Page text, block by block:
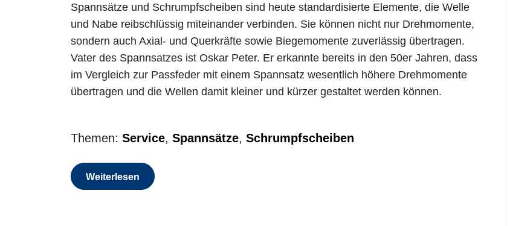
Spannsätze und Schrumpfscheiben sind heute standardisierte Elemente, die Welle
und Nabe reibschlüssig miteinander verbinden. Sie können nicht nur Drehmomente,
sondern auch Axial- und Querkräfte sowie Biegemomente zuverlässig übertragen.
Vater des Spannsatzes ist Oskar Peter. Er erkannte bereits in den 50er Jahren, dass
im Vergleich zur Passfeder mit einem Spannsatz wesentlich höhere Drehmomente
übertragen und die Wellen damit kleiner und kürzer gestaltet werden können.
Themen: Service, Spannsätze, Schrumpfscheiben
Weiterlesen